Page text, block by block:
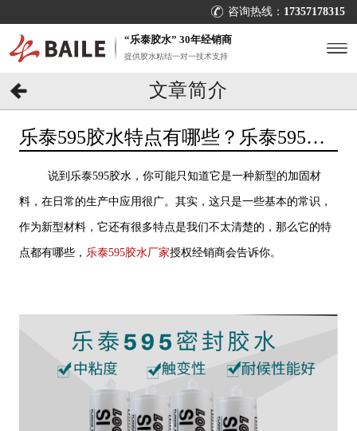
咨询热线： 17357178315
“乐泰胶水” 30年经销商
提供胶水粘结一对一技术支持
文章简介
乐泰595胶水特点有哪些？乐泰595胶
说到乐泰595胶水，你可能只知道它是一种新型的加固材
料，在日常的生产中应用很广。其实，这只是一些基本的常识，
作为新型材料，它还有很多特点是我们不太清楚的，那么它的特
点都有哪些， 乐泰595胶水厂家授权经销商会告诉你。